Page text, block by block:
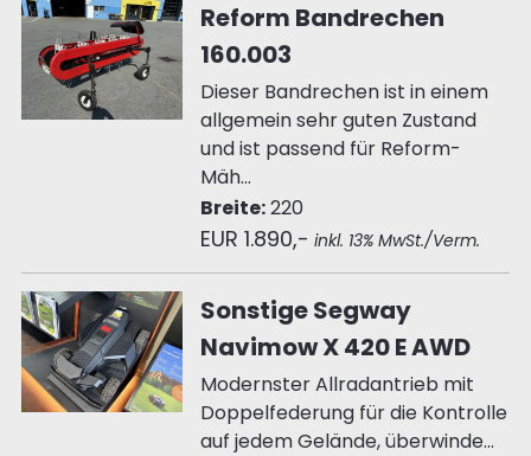
Reform Bandrechen
160.003
Dieser Bandrechen ist in einem
allgemein sehr guten Zustand
und ist passend für Reform-
Mäh...
Breite:220
EUR 1.890,- inkl. 13% MwSt./Verm.
Sonstige Segway
Navimow X 420 E AWD
Modernster Allradantrieb mit
Doppelfederung für die Kontrolle
auf jedem Gelände, überwinde...